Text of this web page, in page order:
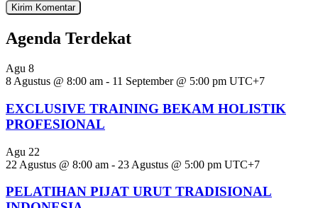
Agenda Terdekat
Agu 8
8 Agustus @ 8:00 am - 11 September @ 5:00 pm UTC+7
EXCLUSIVE TRAINING BEKAM HOLISTIK
PROFESIONAL
Agu 22
22 Agustus @ 8:00 am - 23 Agustus @ 5:00 pm UTC+7
PELATIHAN PIJAT URUT TRADISIONAL